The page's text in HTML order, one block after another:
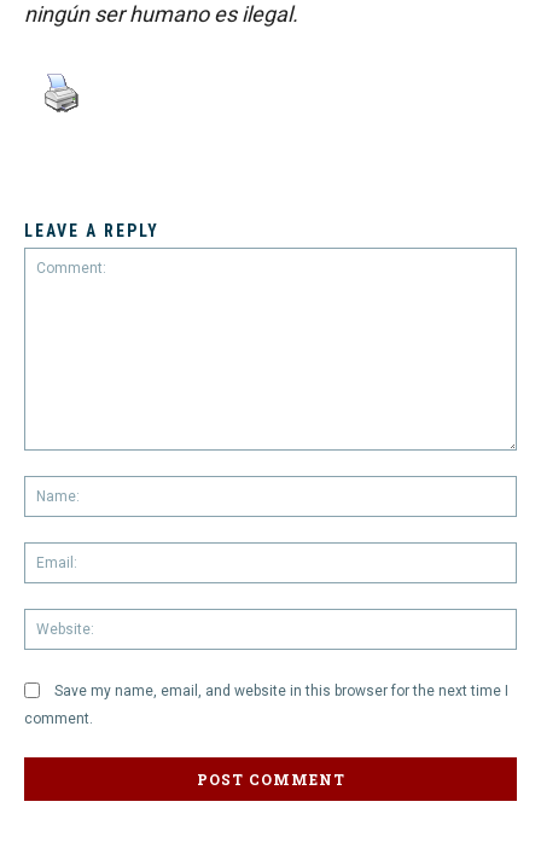
ningún ser humano es ilegal.
LEAVE A REPLY
Save my name, email, and website in this browser for the next time I
comment.